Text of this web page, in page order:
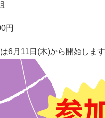
円
6月11日(木)から開始します